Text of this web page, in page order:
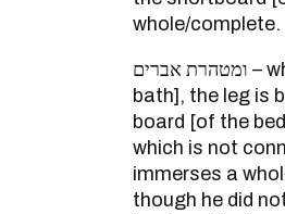
whole/complete.
ומטהרת אברים – when he comes to immerse it [in a Mikveh/ritual
bath], the leg is
board [of the
which is not
immerses a
though he did